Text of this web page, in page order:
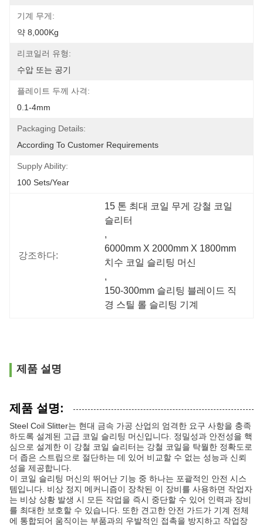
기계 무게:
약 8,000Kg
리코일러 유형:
수압 또는 공기
플레이트 두께 사격:
0.1-4mm
Packaging Details:
According To Customer Requirements
Supply Ability:
100 Sets/year
강조하다:
15 톤 최대 코일 무게 강철 코일
슬리터
,
6000mm X 2000mm X 1800mm
치수 코일 슬리팅 머신
,
150-300mm 슬리팅 블레이드 직
경 스틸 롤 슬리팅 기계
제품 설명
제품 설명:
Steel Coil Slitter는 현대 금속 가공 산업의 엄격한 요구 사항을 충족
하도록 설계된 고급 코일 슬리팅 머신입니다. 정밀성과 안전성을 핵
심으로 설계한 이 강철 코일 슬리터는 강철 코일을 탁월한 정확도로
더 좁은 스트립으로 절단하는 데 있어 비교할 수 없는 성능과 신뢰
성을 제공합니다.
이 코일 슬리팅 머신의 뛰어난 기능 중 하나는 포괄적인 안전 시스
템입니다. 비상 정지 메커니즘이 장착된 이 장비를 사용하면 작업자
는 비상 상황 발생 시 모든 작업을 즉시 중단할 수 있어 인력과 장비
를 최대한 보호할 수 있습니다. 또한 견고한 안전 가드가 기계 전체
에 통합되어 움직이는 부품과의 우발적인 접촉을 방지하고 작업장